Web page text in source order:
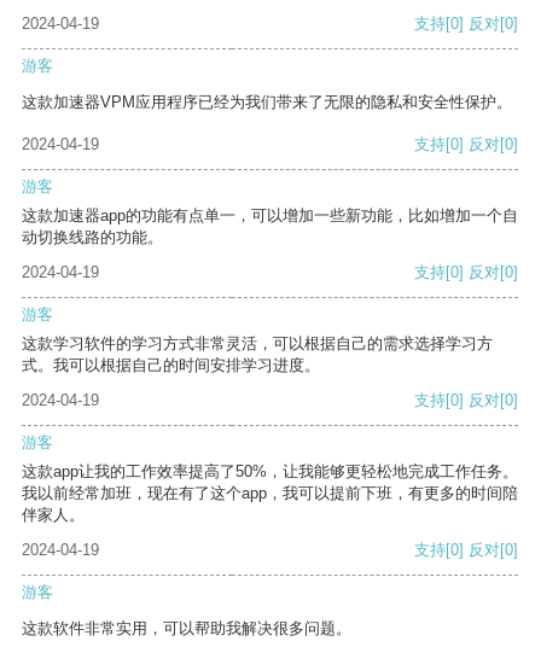
2024-04-19
支持[0] 反对[0]
游客
这款加速器VPM应用程序已经为我们带来了无限的隐私和安全性保护。
2024-04-19 支持[0] 反对[0]
游客
这款加速器app的功能有点单一，可以增加一些新功能，比如增加一个自
动切换线路的功能。
2024-04-19
支持[0] 反对[0]
游客
这款学习软件的学习方式非常灵活，可以根据自己的需求选择学习方
式。我可以根据自己的时间安排学习进度。
2024-04-19
支持[0] 反对[0]
游客
这款app让我的工作效率提高了50%，让我能够更轻松地完成工作任务。
我以前经常加班，现在有了这个app，我可以提前下班，有更多的时间陪
伴家人。
2024-04-19
支持[0] 反对[0]
游客
这款软件非常实用，可以帮助我解决很多问题。